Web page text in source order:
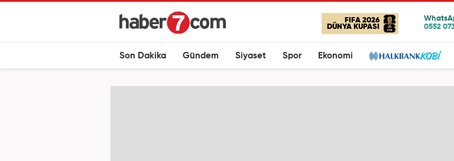
FIFA 2026
DÜNYA KUPASI
Son Dakika Gündem Siyaset Spor Ekonomi